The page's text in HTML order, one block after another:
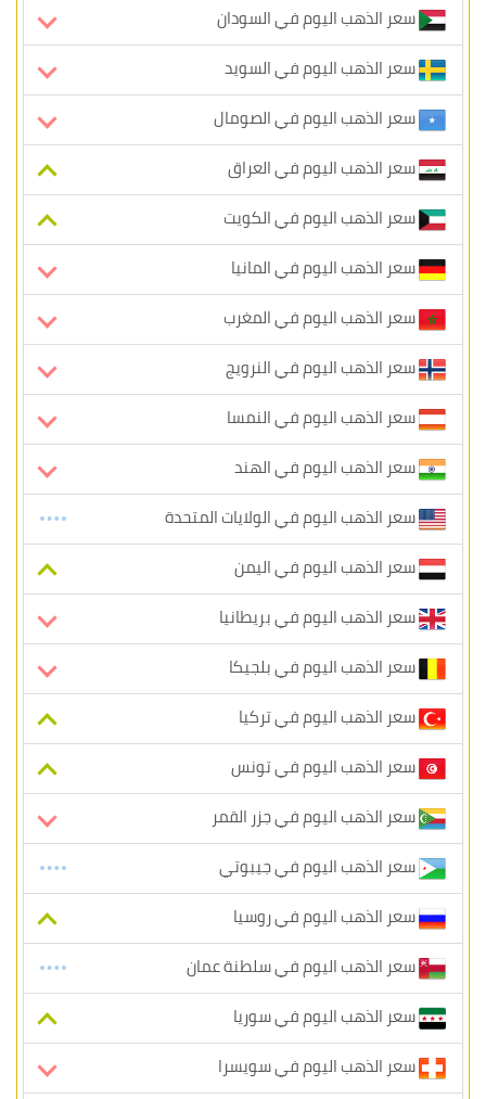
سعر الذهب اليوم في السودان
سعر الذهب اليوم في السويد
سعر الذهب اليوم في الصومال
سعر الذهب اليوم في العراق
سعر الذهب اليوم في الكويت
سعر الذهب اليوم في المانيا
سعر الذهب اليوم في المغرب
سعر الذهب اليوم في النرويج
سعر الذهب اليوم في النمسا
سعر الذهب اليوم في الهند
سعر الذهب اليوم في الولايات المتحدة
سعر الذهب اليوم في اليمن
سعر الذهب اليوم في بريطانيا
سعر الذهب اليوم في بلجيكا
سعر الذهب اليوم في تركيا
سعر الذهب اليوم في تونس
سعر الذهب اليوم في جزر القمر
سعر الذهب اليوم في جيبوتي
سعر الذهب اليوم في روسيا
سعر الذهب اليوم في سلطنة عمان
سعر الذهب اليوم في سوريا
سعر الذهب اليوم في سويسرا